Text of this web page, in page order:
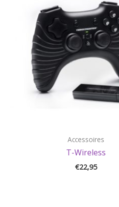
Accessoires
T-Wireless
€22,95